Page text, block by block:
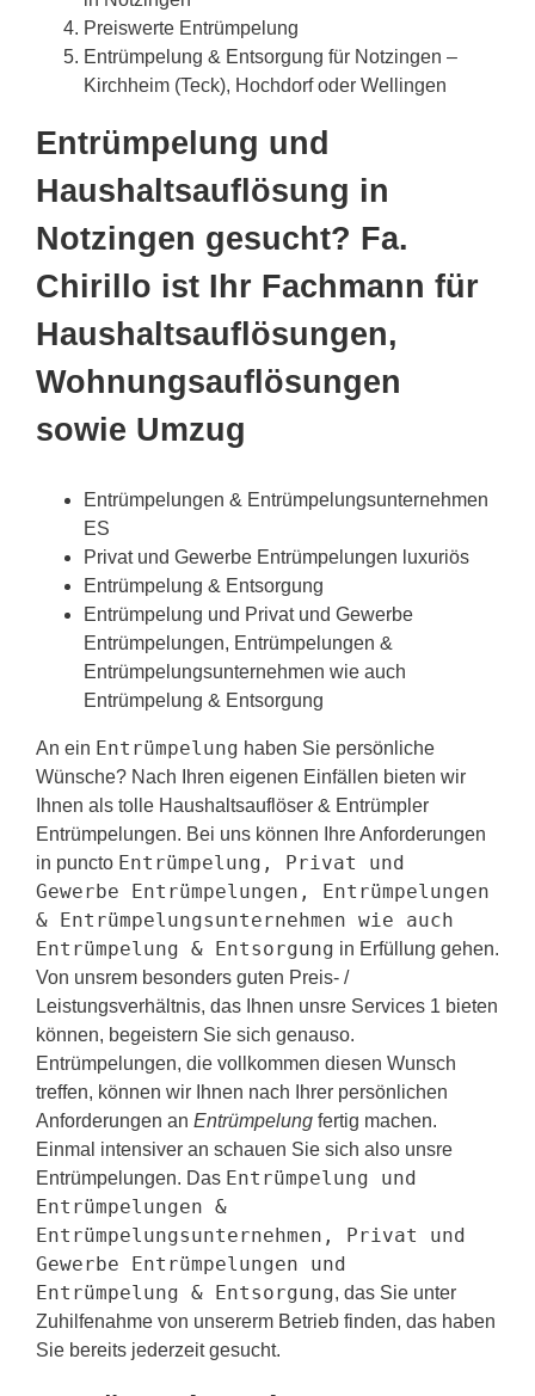
Preiswerte Entrümpelung
Entrümpelung & Entsorgung für Notzingen –
Kirchheim (Teck), Hochdorf oder Wellingen
Entrümpelung und
Haushaltsauflösung in
Notzingen gesucht? Fa.
Chirillo ist Ihr Fachmann für
Haushaltsauflösungen,
Wohnungsauflösungen
sowie Umzug
Entrümpelungen & Entrümpelungsunternehmen
ES
Privat und Gewerbe Entrümpelungen luxuriös
Entrümpelung & Entsorgung
Entrümpelung und Privat und Gewerbe
Entrümpelungen, Entrümpelungen &
Entrümpelungsunternehmen wie auch
Entrümpelung & Entsorgung
An ein Entrümpelung haben Sie persönliche
Wünsche? Nach Ihren eigenen Einfällen bieten wir
Ihnen als tolle Haushaltsauflöser & Entrümpler
Entrümpelungen. Bei uns können Ihre Anforderungen
in puncto Entrümpelung, Privat und
Gewerbe Entrümpelungen, Entrümpelungen
& Entrümpelungsunternehmen wie auch
Entrümpelung & Entsorgung in Erfüllung gehen.
Von unsrem besonders guten Preis- /
Leistungsverhältnis, das Ihnen unsre Services 1 bieten
können, begeistern Sie sich genauso.
Entrümpelungen, die vollkommen diesen Wunsch
treffen, können wir Ihnen nach Ihrer persönlichen
Anforderungen an Entrümpelung fertig machen.
Einmal intensiver an schauen Sie sich also unsre
Entrümpelungen. Das Entrümpelung und
Entrümpelungen &
Entrümpelungsunternehmen, Privat und
Gewerbe Entrümpelungen und
Entrümpelung & Entsorgung, das Sie unter
Zuhilfenahme von unsererm Betrieb finden, das haben
Sie bereits jederzeit gesucht.